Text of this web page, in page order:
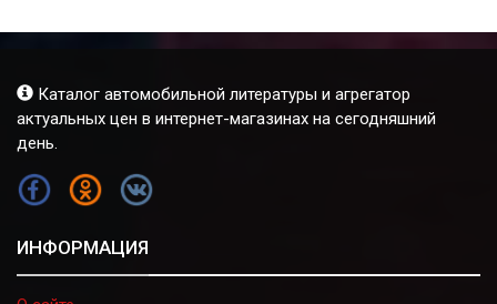
Каталог автомобильной литературы и агрегатор
актуальных цен в интернет-магазинах на сегодняшний
день.
FB OK VK
ИНФОРМАЦИЯ